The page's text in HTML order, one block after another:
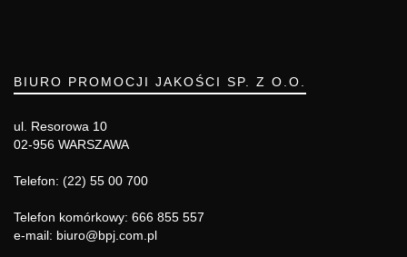
BIURO PROMOCJI JAKOŚCI SP. Z O.O.
ul. Resorowa 10
02-956 WARSZAWA
Telefon: (22) 55 00 700
Telefon komórkowy: 666 855 557
e-mail: biuro@bpj.com.pl